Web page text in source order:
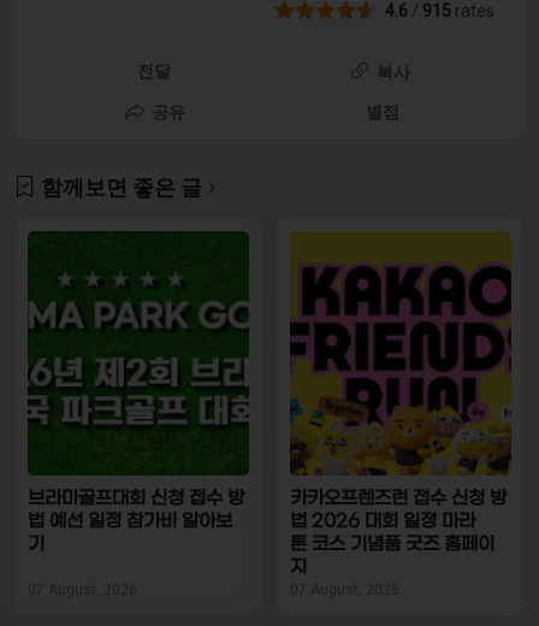
4.6 / 915 rates
전달 복사
공유 별점
함께보면 좋은 글
브라마골프대회 신청 접수 방
법 예선 일정 참가비 알아보
기
카카오프렌즈런 접수 신청 방
법 2026 대회 일정 마라
톤 코스 기념품 굿즈 홈페이
지